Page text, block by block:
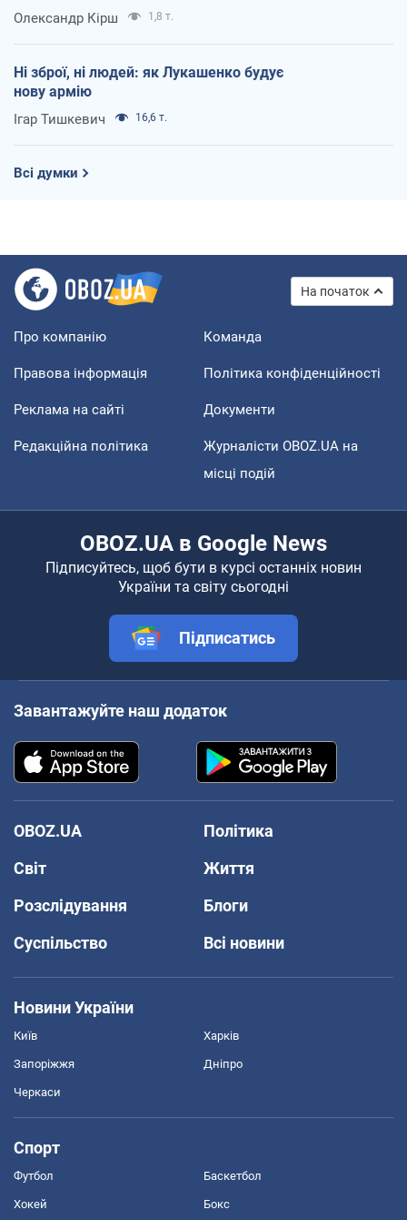
Олександр Кірш 1,8 т.
Ні зброї, ні людей: як Лукашенко будує
нову армію
Ігар Тишкевич 16,6 т.
Всі думки
На початок
Про компанію Команда
Правова інформація Політика конфіденційності
Реклама на сайті Документи
Редакційна політика
Журналісти OBOZ.UA на
місці подій
OBOZ.UA в Google News
Підписуйтесь, щоб бути в курсі останніх новин
України та світу сьогодні
Підписатись
Завантажуйте наш додаток
OBOZ.UA
Політика
Світ
Життя
Розслідування
Блоги
Суспільство
Всі новини
Новини України
Київ Харків
Запоріжжя Дніпро
Черкаси
Спорт
Футбол Баскетбол
Хокей Бокс